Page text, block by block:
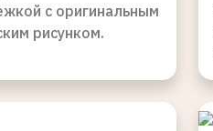
с оригинальным
рисунком.